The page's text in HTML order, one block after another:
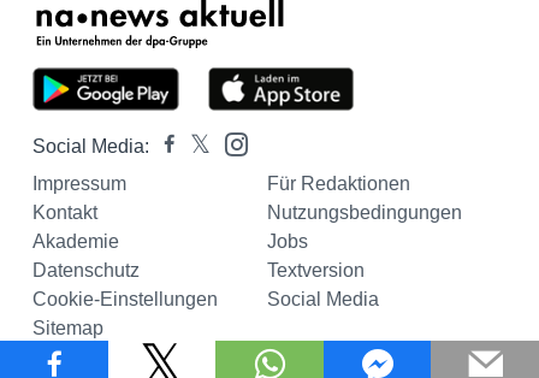
Social Media:
Impressum
Für Redaktionen
Kontakt
Nutzungsbedingungen
Akademie
Jobs
Datenschutz
Textversion
Cookie-Einstellungen
Social Media
Sitemap